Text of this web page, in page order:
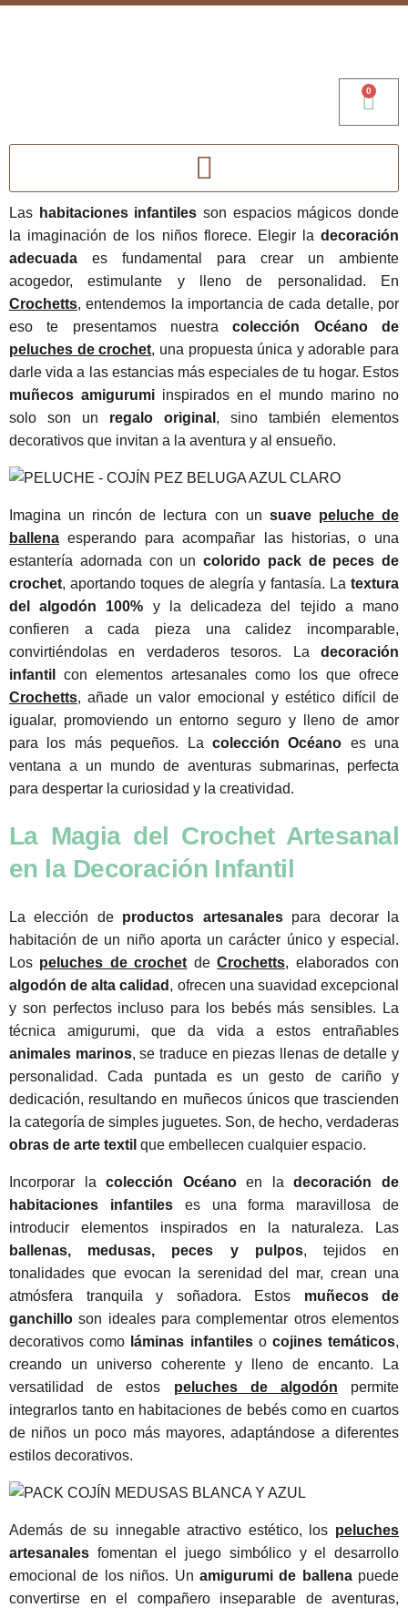
0
Las habitaciones infantiles son espacios mágicos donde
la imaginación de los niños florece. Elegir la decoración
adecuada es fundamental para crear un ambiente
acogedor, estimulante y lleno de personalidad. En
Crochetts, entendemos la importancia de cada detalle, por
eso te presentamos nuestracolección Océano de
peluches de crochet, una propuesta única y adorable para
darle vida a las estancias más especiales de tu hogar. Estos
muñecos amigurumiinspirados en el mundo marino no
solo son un regalo original , sino también elementos
decorativos que invitan a la aventura y al ensueño.
Imagina un rincón de lectura con un suave peluche de
ballena esperando para acompañar las historias, o una
estantería adornada con un colorido pack de peces de
crochet, aportando toques de alegría y fantasía. La textura
del algodón 100% y la delicadeza del tejido a mano
confieren a cada pieza una calidez incomparable,
convirtiéndolas en verdaderos tesoros. La decoración
infantil
con elementos artesanales como los que ofrece
Crochetts, añade un valor emocional y estético difícil de
igualar, promoviendo un entorno seguro y lleno de amor
para los más pequeños. La colección Océano es una
ventana a un mundo de aventuras submarinas, perfecta
para despertar la curiosidad y la creatividad.
La Magia del Crochet Artesanal
en la Decoración Infantil
La elección de productos artesanalespara decorar la
habitación de un niño aporta un carácter único y especial.
Los peluches de crochet deCrochetts, elaborados con
algodón de alta calidad , ofrecen una suavidad excepcional
y son perfectos incluso para los bebés más sensibles. La
técnica amigurumi, que da vida a estos entrañables
animales marinos, se traduce en piezas llenas de detalle y
personalidad. Cada puntada es un gesto de cariño y
dedicación, resultando en muñecos únicos que trascienden
la categoría de simples juguetes. Son, de hecho, verdaderas
obras de arte textil que embellecen cualquier espacio.
Incorporar lacolección Océanoen ladecoración de
habitaciones infantileses una forma maravillosa de
introducir elementos inspirados en la naturaleza. Las
ballenas, medusas, peces y pulpos, tejidos en
tonalidades que evocan la serenidad del mar, crean una
atmósfera tranquila y soñadora. Estos muñecos de
ganchillo son ideales para complementar otros elementos
decorativos como láminas infantileso cojines temáticos,
creando un universo coherente y lleno de encanto. La
versatilidad de estos peluches de algodón permite
integrarlos tanto en habitaciones de bebés como en cuartos
de niños un poco más mayores, adaptándose a diferentes
estilos decorativos.
Además de su innegable atractivo estético, los peluches
artesanales fomentan el juego simbólico y el desarrollo
emocional de los niños. Un amigurumi de ballenapuede
convertirse en el compañero inseparable de aventuras,